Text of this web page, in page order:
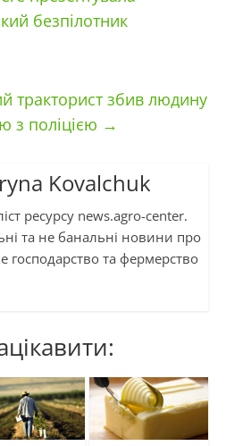
безпілотник
тракторист збив людину
з поліцією →
Kovalchuk
ресурсу news.agro-center.
та не банальні новини про
господарство та фермерство